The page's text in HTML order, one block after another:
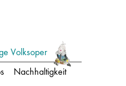
Nachhaltigkeit
Volksoper